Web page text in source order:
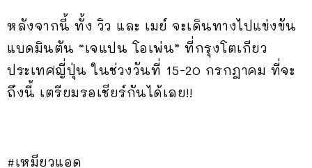
หลังจากนี้ ทั้ง วิว และ เมย์ จะเดินทางไปแข่งขัน
แบดมินตัน “เจแปน โอเพ่น” ที่กรุงโตเกียว
ประเทศญี่ปุ่น ในช่วงวันที่ 15-20 กรกฎาคม ที่จะ
ถึงนี้ เตรียมรอเชียร์กันได้เลย!!
#เหมียวแอด